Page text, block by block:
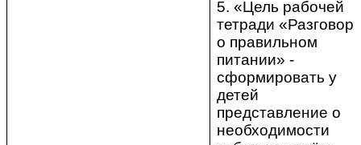
5. «Цель рабочей
тетради «Разговор
о правильном
питании» -
сформировать у
детей
представление о
необходимости